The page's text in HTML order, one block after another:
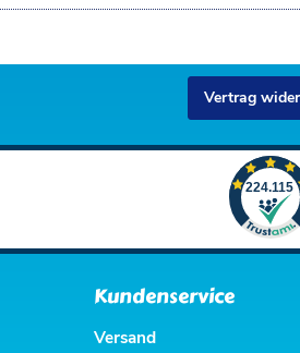
Vertrag
Kundenservice
Versand